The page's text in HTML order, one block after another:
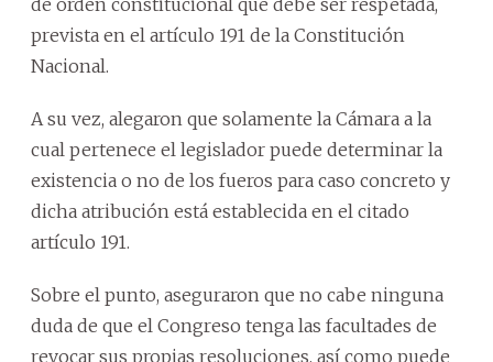
prevista en el artículo 191 de la Constitución
Nacional.
A su vez, alegaron que solamente la Cámara a la
cual pertenece el legislador puede determinar la
existencia o no de los fueros para caso concreto y
dicha atribución está establecida en el citado
artículo 191.
Sobre el punto, aseguraron que no cabe ninguna
duda de que el Congreso tenga las facultades de
revocar sus propias resoluciones, así como puede